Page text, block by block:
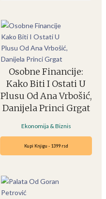
Osobne Financije:
Kako Biti I Ostati U
Plusu Od Ana Vrbošić,
Danijela Princi Grgat
Ekonomija & Biznis
Kupi Knjigu - 1399 rsd